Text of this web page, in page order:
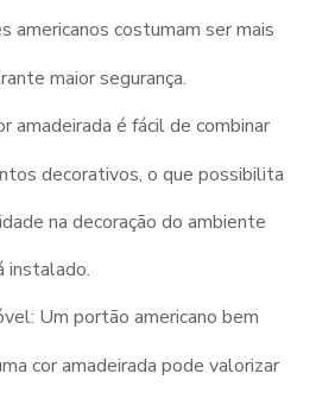
americanos costumam ser mais
maior segurança.
amadeirada é fácil de combinar
decorativos, o que possibilita
na decoração do ambiente
instalado.
Um portão americano bem
cor amadeirada pode valorizar